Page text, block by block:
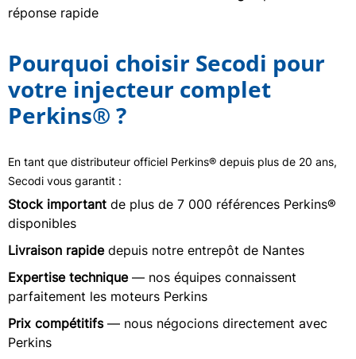
réponse rapide
Pourquoi choisir Secodi pour
votre injecteur complet
Perkins® ?
En tant que distributeur officiel Perkins® depuis plus de 20 ans,
Secodi vous garantit :
Stock important de plus de 7 000 références Perkins®
disponibles
Livraison rapidedepuis notre entrepôt de Nantes
Expertise technique— nos équipes connaissent
parfaitement les moteurs Perkins
Prix compétitifs— nous négocions directement avec
Perkins